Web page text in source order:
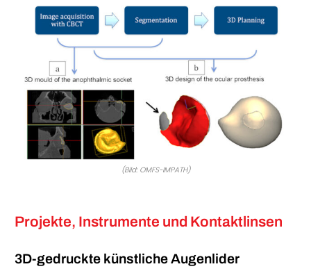
(Bild: OMFS-IMPATH)
Projekte, Instrumente und Kontaktlinsen
3D-gedruckte künstliche Augenlider